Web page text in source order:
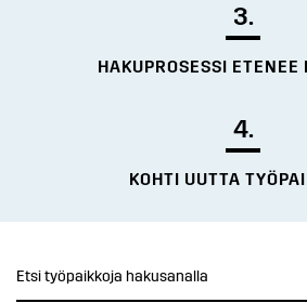
3.
HAKUPROSESSI ETENEE
4.
KOHTI UUTTA